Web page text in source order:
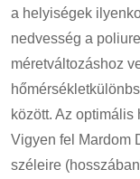
a helyiségek
nedvesség a
méretváltozáshoz
között. Az
Vigyen fel Mardom
széleire